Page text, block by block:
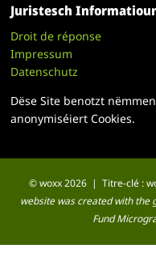
Juristesch
Droit de réponse
Impressum
Datenschutz
Dëse Site benotzt
anonymiséiert Cookies.
© woxx 2026 | Titre-clé :
website was created with the
Fund